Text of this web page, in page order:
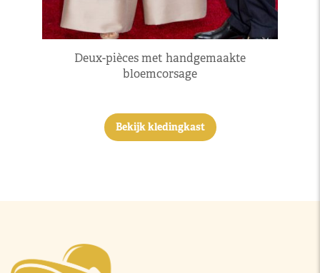
Deux-pièces met handgemaakte
bloemcorsage
Bekijk kledingkast